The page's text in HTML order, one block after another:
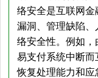
络安全是互联网
漏洞、管理缺陷、
络安全性。例如
易支付系统中断
恢复处理能力和